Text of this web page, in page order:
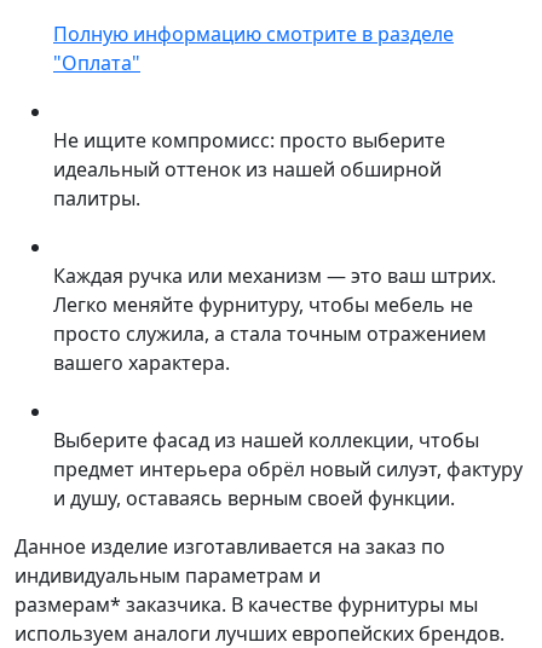
Полную информацию смотрите в разделе
"Оплата"
Не ищите компромисс: просто выберите
идеальный оттенок из нашей обширной
палитры.
Каждая ручка или механизм — это ваш штрих.
Легко меняйте фурнитуру, чтобы мебель не
просто служила, а стала точным отражением
вашего характера.
Выберите фасад из нашей коллекции, чтобы
предмет интерьера обрёл новый силуэт, фактуру
и душу, оставаясь верным своей функции.
Данное изделие изготавливается на заказ по
индивидуальным параметрам и
размерам* заказчика. В качестве фурнитуры мы
используем аналоги лучших европейских брендов.